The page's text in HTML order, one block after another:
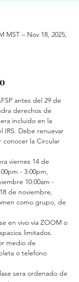
MST – Nov 18, 2025,
antes del 29 de
derechos de
incluido en la
IRS. Debe renuevar
conocer la Circular
viernes 14 de
- 3:00pm,
10:00am -
de noviembre,
como grupo, de
en vivo via ZOOM o
limitados.
medio de
o telefono
sera ordenado de